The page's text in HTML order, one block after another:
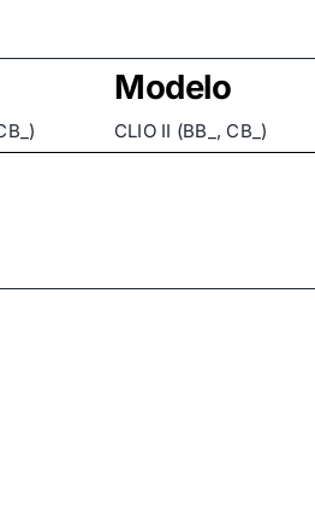
Modelo
CLIO II (BB_, CB_)
CLIO II (BB_, CB_)